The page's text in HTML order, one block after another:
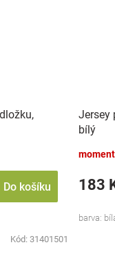
Do košíku
Kód: 31401501
Jersey
bílý
183
barva: